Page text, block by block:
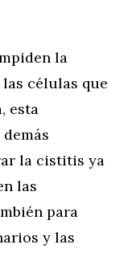
la
células que
esta
la cistitis ya
las
para
y las